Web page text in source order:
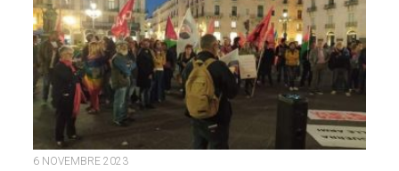
6 NOVEMBRE 2023